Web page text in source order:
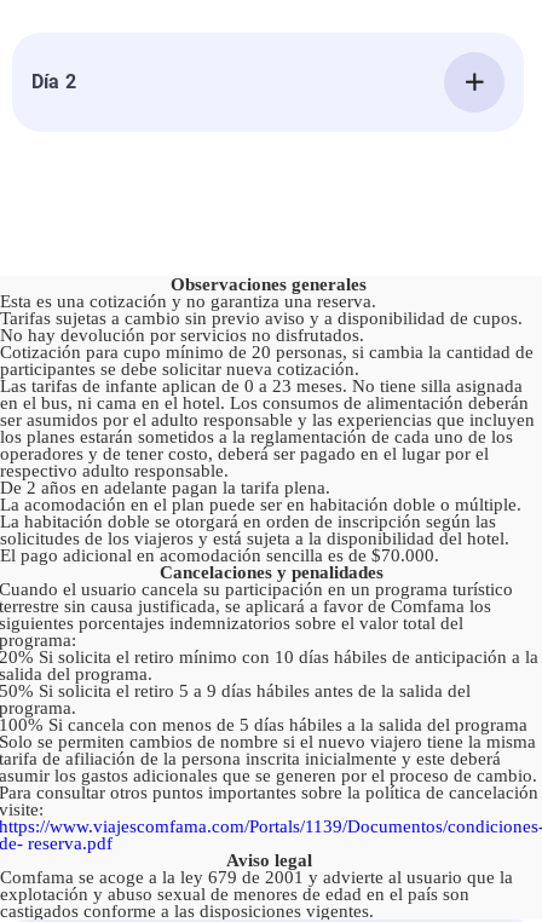
Día 2
Observaciones generales
Esta es una cotización y no garantiza una reserva.
Tarifas sujetas a cambio sin previo aviso y a disponibilidad de cupos.
No hay devolución por servicios no disfrutados.
Cotización para cupo mínimo de 20 personas, si cambia la cantidad de
participantes se debe solicitar nueva cotización.
Las tarifas de infante aplican de 0 a 23 meses. No tiene silla asignada
en el bus, ni cama en el hotel. Los consumos de alimentación deberán
ser asumidos por el adulto responsable y las experiencias que incluyen
los planes estarán sometidos a la reglamentación de cada uno de los
operadores y de tener costo, deberá ser pagado en el lugar por el
respectivo adulto responsable.
De 2 años en adelante pagan la tarifa plena.
La acomodación en el plan puede ser en habitación doble o múltiple.
La habitación doble se otorgará en orden de inscripción según las
solicitudes de los viajeros y está sujeta a la disponibilidad del hotel.
El pago adicional en acomodación sencilla es de $70.000.
Cancelaciones y penalidades
el usuario cancela su participación en un programa turístico
sin causa justificada, se aplicará a favor de Comfama los
porcentajes indemnizatorios sobre el valor total del
Si solicita el retiro mínimo con 10 días hábiles de anticipación a la
del programa.
Si solicita el retiro 5 a 9 días hábiles antes de la salida del
Si cancela con menos de 5 días hábiles a la salida del programa
se permiten cambios de nombre si el nuevo viajero tiene la misma
de afiliación de la persona inscrita inicialmente y este deberá
los gastos adicionales que se generen por el proceso de cambio.
consultar otros puntos importantes sobre la política de cancelación
www.viajescomfama.com/Portals/1139/Documentos/
reserva.pdf
Aviso legal
Comfama se acoge a la ley 679 de 2001 y advierte al usuario que la
explotación y abuso sexual de menores de edad en el país son
castigados conforme a las disposiciones vigentes.